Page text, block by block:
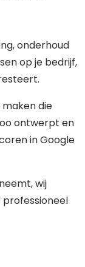
onderhoud
op je bedrijf,
die
ontwerpt en
in Google
wij
professioneel